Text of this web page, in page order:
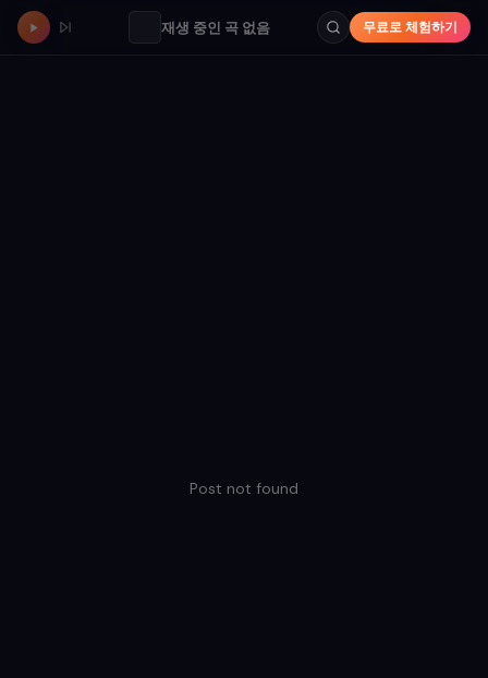
재생 중인 곡 없음 무료로 체험하기
Post not found